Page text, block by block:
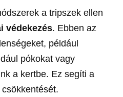
a tripszek ellen
védekezés. Ebben az
például
pókokat vagy
a kertbe. Ez segíti a